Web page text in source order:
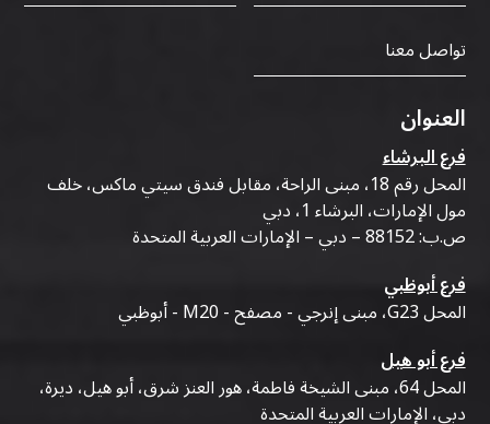
تواصل معنا
العنوان
فرع البرشاء
المحل رقم 18، مبنى الراحة، مقابل فندق سيتي ماكس، خلف
مول الإمارات، البرشاء 1، دبي
ص.ب: 88152 – دبي – الإمارات العربية المتحدة
فرع أبوظبي
المحل G23، مبنى إنرجي - مصفح - M20 - أبوظبي
فرع أبو هيل
المحل 64، مبنى الشيخة فاطمة، هور العنز شرق، أبو هيل، ديرة،
دبي، الإمارات العربية المتحدة